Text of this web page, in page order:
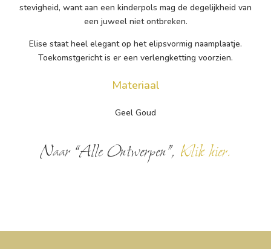
stevigheid, want aan een kinderpols mag de degelijkheid van
een juweel niet ontbreken.
Elise staat heel elegant op het elipsvormig naamplaatje.
Toekomstgericht is er een verlengketting voorzien.
Materiaal
Geel Goud
Naar “Alle Ontwerpen”, Klik hier.